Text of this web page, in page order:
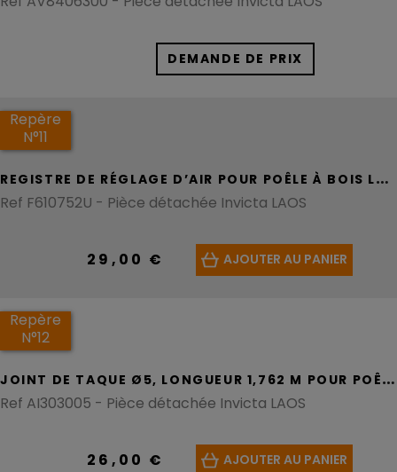
DEMANDE DE PRIX
Repère
N°11
R
EGISTRE DE RÉGLAGE D’AIR POUR POÊLE À BOIS LAOS
Ref F610752U - Pièce détachée Invicta LAOS
29,00 € AJOUTER AU PANIER
Repère
N°12
J
OINT DE TAQUE Ø5, LONGUEUR 1,762 M POUR POÊLE À BOIS LAOS
Ref AI303005 - Pièce détachée Invicta LAOS
26,00 € AJOUTER AU PANIER